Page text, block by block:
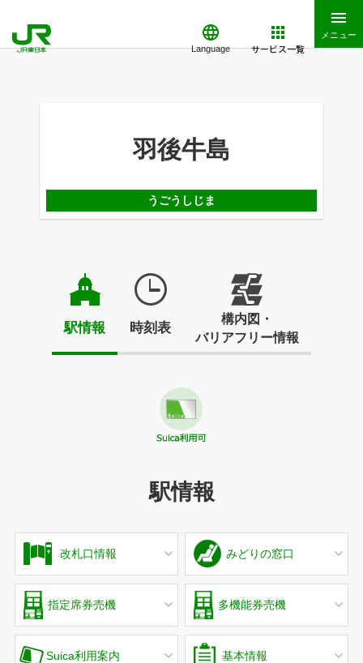
Language サービス一覧
メニュー
羽後牛島
うごうしじま
駅情報 時刻表
構内図・
バリアフリー情報
駅情報
改札口情報 みどりの窓口
指定席券売機 多機能券売機
Suica利用案内 基本情報